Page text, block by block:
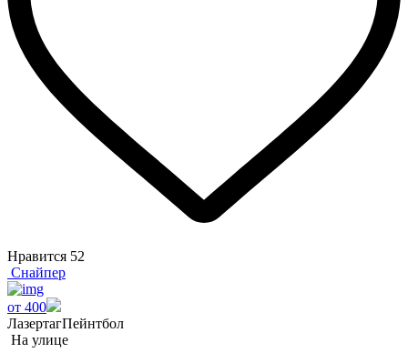
Нравится 52
Снайпер
от 400
ЛазертагПейнтбол
На улице